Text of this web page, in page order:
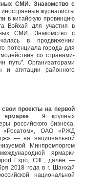
СМИ. Знакомство с
журналисты
в китайскую провинцию
Вэйхай для участия в
СМИ. Знакомство с
в продвижении
потенциала города для
со странами-
путь". Организаторами
и агитации районного
свои проекты на первой
ярмарке 9 крупных
российского бизнеса,
ОАО «РЖД
— на национальной
Минпромторгом
ярмарки
Expo, CIIE, далее —
2018 года в г. Шанхай
национальной